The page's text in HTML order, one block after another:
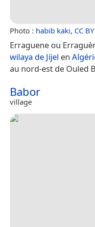
Photo : habib kaki, CC
Erraguene ou
wilaya de Jijel en
au nord-est de Ouled
Babor
village